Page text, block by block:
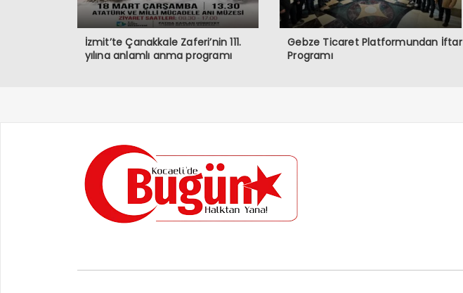
İzmit’te Çanakkale Zaferi’nin 111.
yılına anlamlı anma programı
Gebze Ticaret Platformundan İftar
Programı